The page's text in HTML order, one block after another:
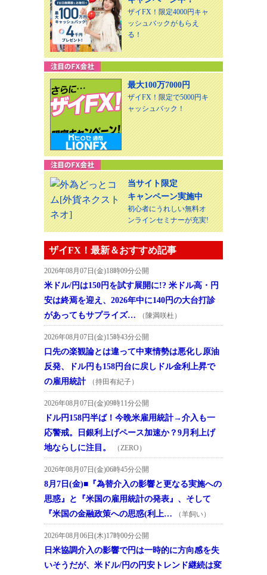
ザイFX！限定4000円キャ
ッシュバックがもらえ
る！
最大100万7000円
ザイFX！限定で5000円キ
ャッシュバック！
当サイト限定
キャンペーン実施中
初心者にうれしい無料オ
ンラインセミナーが充実!
ザイFX！最新＆おすすめ記事
2026年08月07日(金)18時09分公開
米ドル/円は150円を試す展開に!? 米ドル高・円
安は終焉を迎え、2026年中に140円の大台打診
があってもサプライズ…
（陳満咲杜）
2026年08月07日(金)15時43分公開
口先の楽観論とは違って中東情勢は悪化し原油
反発、ドル円も158円台に戻しドル金利上昇で
の雇用統計
（持田有紀子）
2026年08月07日(金)09時11分公開
ドル円158円半ば！今晩米雇用統計→介入も一
応警戒。日銀利上げペース加速か？9月利上げ
地ならしに注目。
（ZERO）
2026年08月07日(金)06時45分公開
8月7日(金)■『為替介入の影響と更なる実施への
思惑』と『米国の雇用統計の発表』、そして
『米国の金融政策への思惑(利上…
（羊飼い）
2026年08月06日(木)17時00分公開
日米協調介入の影響で円は一時的に方向感を失
いそうだが、米ドル/円の円安トレンド継続は変